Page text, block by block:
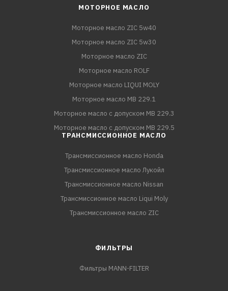
МОТОРНОЕ МАСЛО
Моторное масло ZIC 5w40
Моторное масло ZIC 5w30
Моторное масло ZIC
Моторное масло ROLF
Моторное масло LIQUI MOLY
Моторное масло MB 229.1
Моторное масло с допуском MB 229.3
Моторное масло с допуском MB 229.5
ТРАНСМИССИОННОЕ МАСЛО
Трансмиссионное масло Honda
Трансмиссионное масло Лукойл
Трансмиссионное масло Nissan
Трансмиссионное масло Liqui Moly
Трансмиссионное масло ZIC
ФИЛЬТРЫ
Фильтры MANN-FILTER